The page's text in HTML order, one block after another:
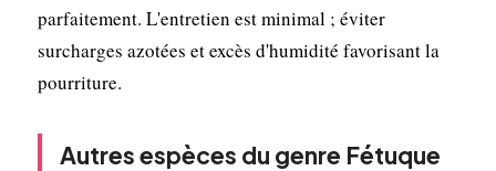
parfaitement. L'entretien est minimal ; éviter
surcharges azotées et excès d'humidité favorisant la
pourriture.
Autres espèces du genre Fétuque